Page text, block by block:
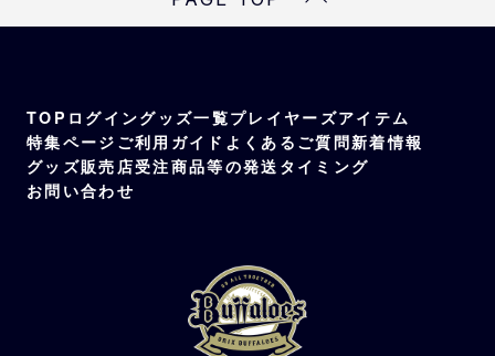
TOP ログイングッズ一覧プレイヤーズアイテム
特集ページ ご利用ガイド よくあるご質問新着情報
グッズ販売店受注商品等の発送タイミング
お問い合わせ